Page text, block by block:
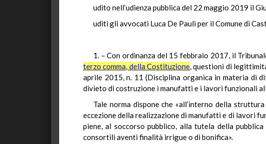
udito nell’udienza pubblica del 22 maggio 2019 il
uditi gli avvocati Luca De Pauli per il Comune di
1. – Con ordinanza del 15 febbraio 2017, il
terzo comma, della Costituzione, questioni di
aprile 2015, n. 11 (Disciplina organica in materia di
divieto di costruzione i manufatti e i lavori funzionali
Tale norma dispone che «all’interno della
eccezione della realizzazione di manufatti e di lavori
piene, al soccorso pubblico, alla tutela della
consortili aventi finalità irrigue o di bonifica».